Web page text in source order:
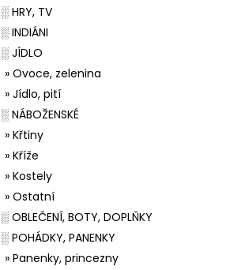
░ HRY, TV
░ INDIÁNI
░ JÍDLO
» Ovoce, zelenina
» Jídlo, pití
░ NÁBOŽENSKÉ
» Křtiny
» Kříže
» Kostely
» Ostatní
░ OBLEČENÍ, BOTY, DOPLŇKY
░ POHÁDKY, PANENKY
» Panenky, princezny